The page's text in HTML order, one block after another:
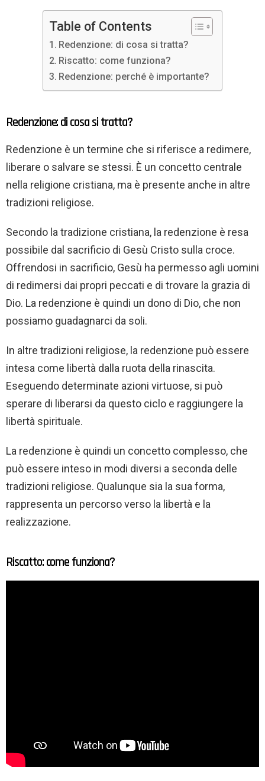
Table of Contents
Redenzione: di cosa si tratta?
Riscatto: come funziona?
Redenzione: perché è importante?
Redenzione: di cosa si tratta?
Redenzione è un termine che si riferisce a redimere,
liberare o salvare se stessi. È un concetto centrale
nella religione cristiana, ma è presente anche in altre
tradizioni religiose.
Secondo la tradizione cristiana, la redenzione è resa
possibile dal sacrificio di Gesù Cristo sulla croce.
Offrendosi in sacrificio, Gesù ha permesso agli uomini
di redimersi dai propri peccati e di trovare la grazia di
Dio. La redenzione è quindi un dono di Dio, che non
possiamo guadagnarci da soli.
In altre tradizioni religiose, la redenzione può essere
intesa come libertà dalla ruota della rinascita.
Eseguendo determinate azioni virtuose, si può
sperare di liberarsi da questo ciclo e raggiungere la
libertà spirituale.
La redenzione è quindi un concetto complesso, che
può essere inteso in modi diversi a seconda delle
tradizioni religiose. Qualunque sia la sua forma,
rappresenta un percorso verso la libertà e la
realizzazione.
Riscatto: come funziona?